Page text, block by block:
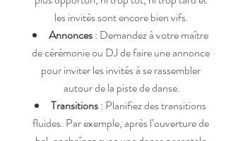
les invités sont encore bien vifs.
Annonces : Demandez à votre maître
de cérémonie ou DJ de faire une annonce
pour inviter les invités à se rassembler
autour de la piste de danse.
Transitions : Planifiez des transitions
fluides. Par exemple, après l’ouverture de